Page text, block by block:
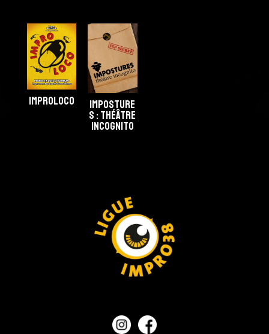
improloco
Imposture
s : Théâtre
incognito